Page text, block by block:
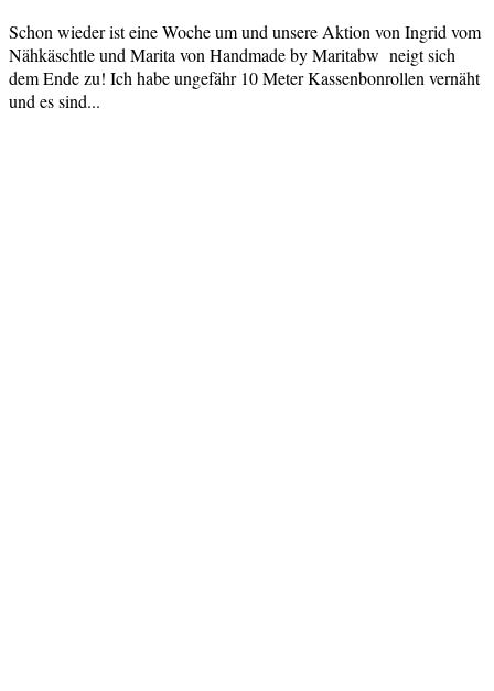
Schon wieder ist eine Woche um und unsere Aktion von Ingrid vom
Nähkäschtle und Marita von Handmade by Maritabw neigt sich
dem Ende zu! Ich habe ungefähr 10 Meter Kassenbonrollen vernäht
und es sind...